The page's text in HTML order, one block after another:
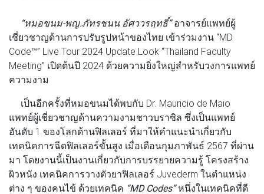
“หมอขนม-พญ.ภัทรชนน อัศววรฤทธิ์” อาจารย์แพทย์ผู้
เชี่ยวชาญด้านการปรับรูปหน้าของไทย เข้าร่วมงาน “MD
Code™” Live Tour 2024 Update Look “Thailand Faculty
Meeting” เปิดต้นปี 2024 ด้วยความยิ่งใหญ่สำหรับวงการแพทย์
ความงาม
เป็นอีกครั้งที่หมอขนมได้พบกับ Dr. Mauricio de Maio
แพทย์ผู้เชี่ยวชาญด้านความงามชาวบราซิล ซึ่งเป็นแพทย์
อันดับ 1 ของโลกด้านฟิลเลอร์ ที่มาให้คำแนะนำเกี่ยวกับ
เทคนิคการฉีดฟิลเลอร์ขั้นสูง เมื่อเดือนกุมภาพันธ์ 2567 ที่ผ่าน
มา โดยงานนี้เป็นงานเกี่ยวกับการบรรยายความรู้ โครงสร้าง
ผิวหนัง เทคนิคการวางตัวยาฟิลเลอร์ Juvederm ในตำแหน่ง
ต่าง ๆ ของคนไข้ ด้วยเทคนิค “MD Codes”หนึ่งในเทคนิคที่ดี